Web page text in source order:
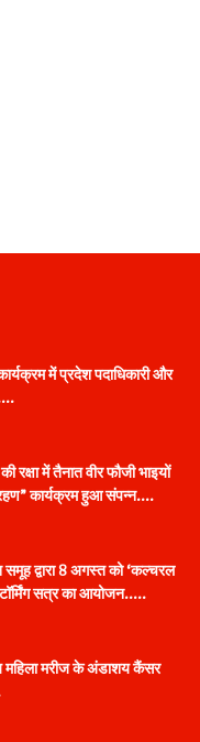
में प्रदेश पदाधिकारी और
रक्षा में तैनात वीर फौजी भाइयों
कार्यक्रम हुआ संपन्न….
द्वारा 8 अगस्त को ‘कल्चरल
सत्र का आयोजन…..
महिला मरीज के अंडाशय कैंसर